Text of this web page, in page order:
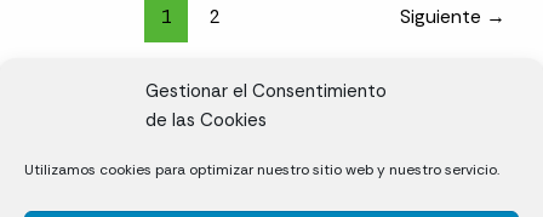
Gestionar el Consentimiento
de las Cookies
Utilizamos cookies para optimizar nuestro sitio web y nuestro servicio.
1 2 Siguiente →
Cáceres